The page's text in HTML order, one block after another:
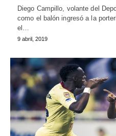
Diego Campillo, volante del
como el balón ingresó a la
el…
9 abril, 2019